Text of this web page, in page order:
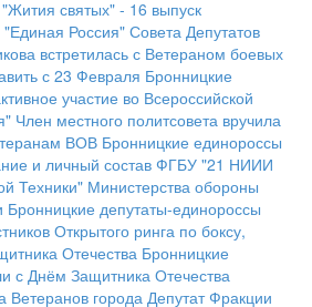
святых" - 16 выпуск
Россия" Совета Депутатов
встретилась с Ветераном боевых
с 23 Февраля Бронницкие
участие во Всероссийской
Член местного политсовета вручила
ВОВ Бронницкие единороссы
и личный состав ФГБУ "21 НИИИ
Техники" Министерства обороны
Бронницкие депутаты-единороссы
Открытого ринга по боксу,
Отечества Бронницкие
с Днём Защитника Отечества
Ветеранов города Депутат Фракции